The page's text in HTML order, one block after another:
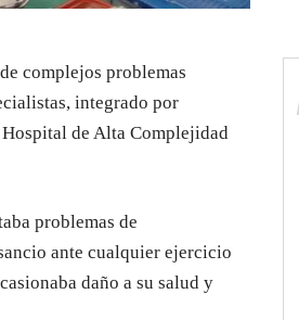
complejos problemas
integrado por
de Alta Complejidad
problemas de
ante cualquier ejercicio
daño a su salud y